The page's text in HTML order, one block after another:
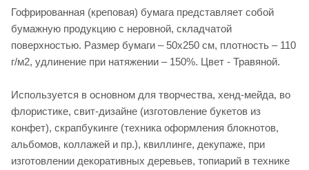
Гофрированная (креповая) бумага представляет собой
бумажную продукцию с неровной, складчатой
поверхностью. Размер бумаги – 50х250 см, плотность – 110
г/м2, удлинение при натяжении – 150%. Цвет - Травяной.
Используется в основном для творчества, хенд-мейда, во
флористике, свит-дизайне (изготовление букетов из
конфет), скрапбукинге (техника оформления блокнотов,
альбомов, коллажей и пр.), квиллинге, декупаже, при
изготовлении декоративных деревьев, топиарий в технике